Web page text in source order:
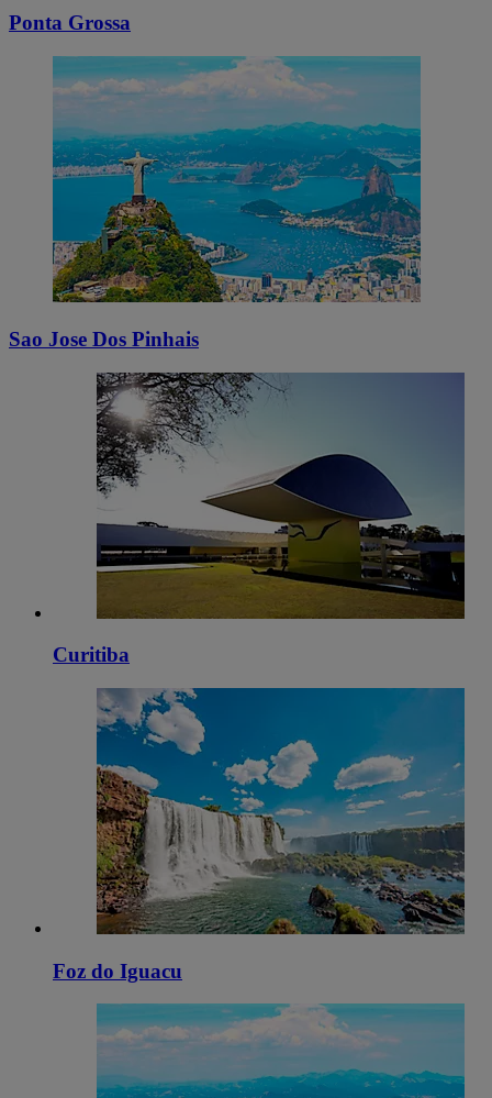
Ponta Grossa
Sao Jose Dos Pinhais
Curitiba
Foz do Iguacu